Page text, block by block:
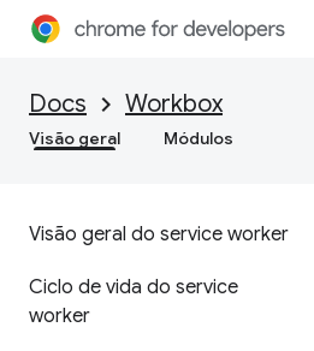
Docs Workbox
Visão geral Módulos
Visão geral do service worker
Ciclo de vida do service
worker